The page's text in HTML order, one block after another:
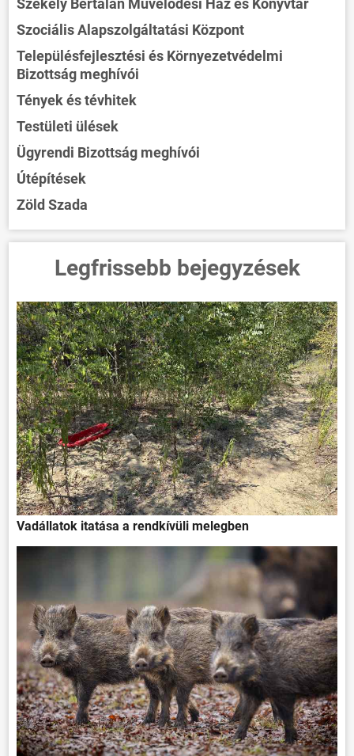
ÖNKORMÁNYZAT
KÖZÖSSÉG
Szociális Alapszolgáltatási Központ
Településfejlesztési és Környezetvédelmi
Bizottság meghívói
Tények és tévhitek
Testületi ülések
Ügyrendi Bizottság meghívói
Útépítések
Zöld Szada
Legfrissebb bejegyzések
Vadállatok itatása a rendkívüli melegben